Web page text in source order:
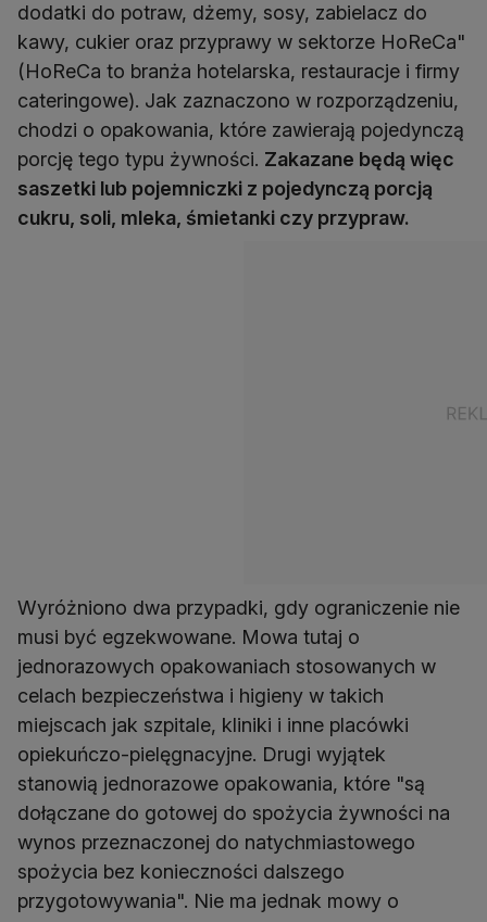
dodatki do potraw, dżemy, sosy, zabielacz do
kawy, cukier oraz przyprawy w sektorze HoReCa"
(HoReCa to branża hotelarska, restauracje i firmy
cateringowe). Jak zaznaczono w rozporządzeniu,
chodzi o opakowania, które zawierają pojedynczą
porcję tego typu żywności. Zakazane będą więc
saszetki lub pojemniczki z pojedynczą porcją
cukru, soli, mleka, śmietanki czy przypraw.
Wyróżniono dwa przypadki, gdy ograniczenie nie
musi być egzekwowane. Mowa tutaj o
jednorazowych opakowaniach stosowanych w
celach bezpieczeństwa i higieny w takich
miejscach jak szpitale, kliniki i inne placówki
opiekuńczo-pielęgnacyjne. Drugi wyjątek
stanowią jednorazowe opakowania, które "są
dołączane do gotowej do spożycia żywności na
wynos przeznaczonej do natychmiastowego
spożycia bez konieczności dalszego
przygotowywania". Nie ma jednak mowy o